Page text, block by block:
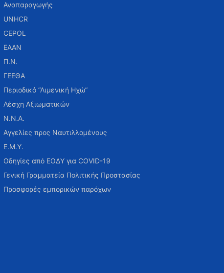
Αναπαραγωγής
UNHCR
CEPOL
ΕΑΑΝ
Π.Ν.
ΓΕΕΘΑ
Περιοδικό “Λιμενική Ηχώ”
Λέσχη Αξιωματικών
Ν.Ν.Α.
Αγγελίες προς Ναυτιλλομένους
Ε.Μ.Υ.
Οδηγίες από ΕΟΔΥ για COVID-19
Γενική Γραμματεία Πολιτικής Προστασίας
Προσφορές εμπορικών παρόχων